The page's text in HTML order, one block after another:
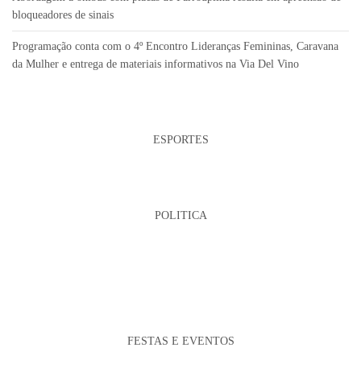
bloqueadores de sinais
Programação conta com o 4º Encontro Lideranças Femininas, Caravana
da Mulher e entrega de materiais informativos na Via Del Vino
ESPORTES
POLITICA
FESTAS E EVENTOS